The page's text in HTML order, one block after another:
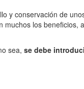
y conservación de
los beneficios,
sea, se debe